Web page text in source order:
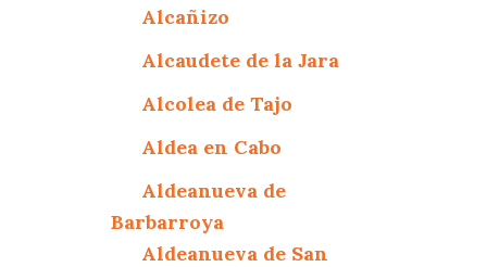
Alcañizo
Alcaudete de la Jara
Alcolea de Tajo
Aldea en Cabo
Aldeanueva de
Barbarroya
Aldeanueva de San